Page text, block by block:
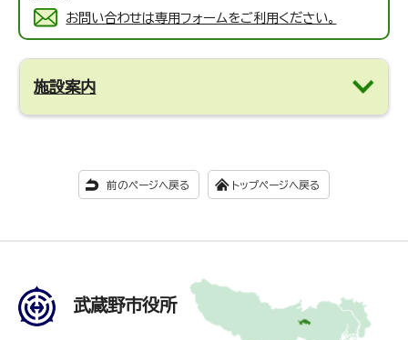
お問い合わせは専用フォームをご利用ください。
施設案内
前のページへ戻る トップページへ戻る
武蔵野市役所